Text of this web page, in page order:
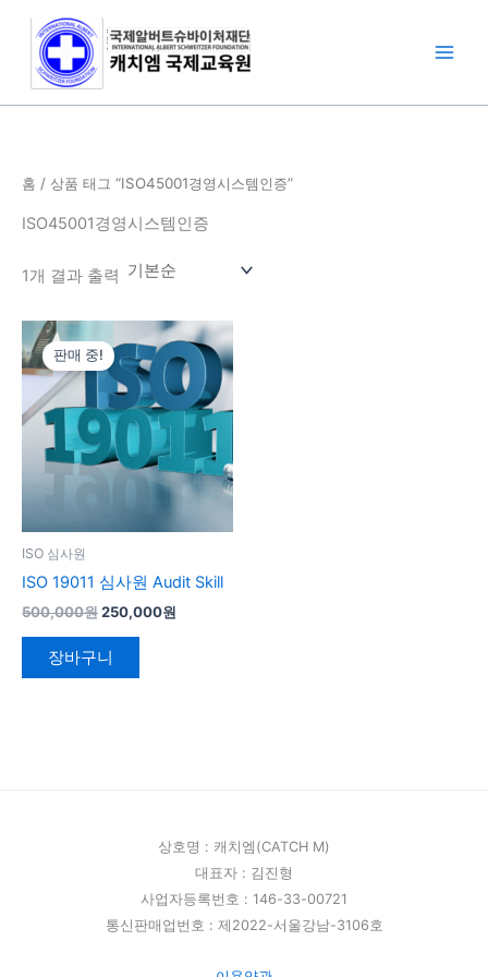
홈 / 상품 태그 “ISO45001경영시스템인증”
ISO45001경영시스템인증
1개 결과 출력
판매 중!
ISO 심사원
ISO 19011 심사원 Audit Skill
500,000원
래
가
격:
500,000
원.
250,000원
현
재
가
격:
250,000
장바구니
상호명 : 캐치엠(CATCH M)
대표자 : 김진형
사업자등록번호 : 146-33-00721
통신판매업번호 : 제2022-서울강남-3106호